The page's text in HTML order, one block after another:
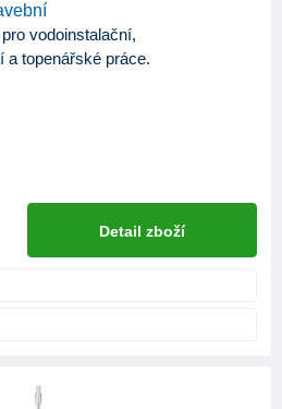
vodoinstalační,
a topenářské práce.
Detail zboží